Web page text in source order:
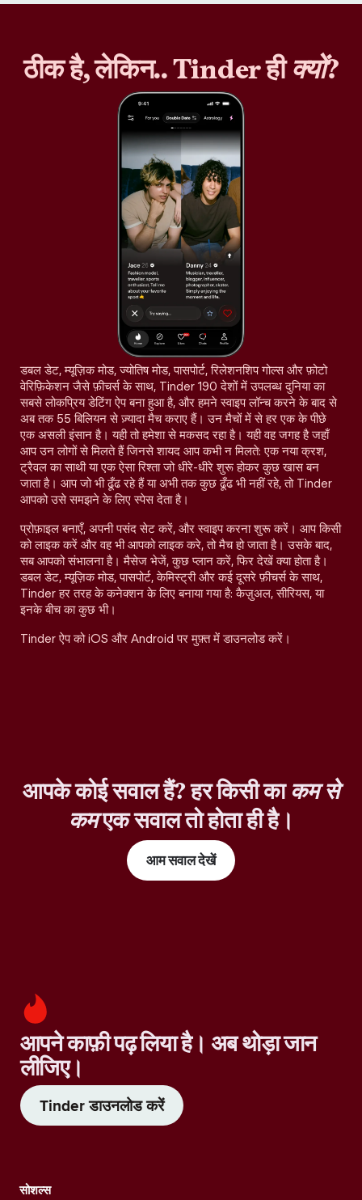
ठीक है, लेकिन.. Tinder हीक्यों?
डबल डेट, म्यूज़िक मोड, ज्योतिष मोड, पासपोर्ट, रिलेशनशिप गोल्स और फ़ोटो
वेरिफ़िकेशन जैसे फ़ीचर्स के साथ, Tinder 190 देशों में उपलब्ध दुनिया का
सबसे लोकप्रिय डेटिंग ऐप बना हुआ है, और हमने स्वाइप लॉन्च करने के बाद से
अब तक 55 बिलियन से ज़्यादा मैच कराए हैं। उन मैचों में से हर एक के पीछे
एक असली इंसान है। यही तो हमेशा से मकसद रहा है। यही वह जगह है जहाँ
आप उन लोगों से मिलते हैं जिनसे शायद आप कभी न मिलते: एक नया क्रश,
ट्रैवल का साथी या एक ऐसा रिश्ता जो धीरे-धीरे शुरू होकर कुछ खास बन
जाता है। आप जो भी ढूँढ रहे हैं या अभी तक कुछ ढूँढ भी नहीं रहे, तो Tinder
आपको उसे समझने के लिए स्पेस देता है।
प्रोफ़ाइल बनाएँ, अपनी पसंद सेट करें, और स्वाइप करना शुरू करें। आप किसी
को लाइक करें और वह भी आपको लाइक करे, तो मैच हो जाता है। उसके बाद,
सब आपको संभालना है। मैसेज भेजें, कुछ प्लान करें, फिर देखें क्या होता है।
डबल डेट, म्यूज़िक मोड, पासपोर्ट, केमिस्ट्री और कई दूसरे फ़ीचर्स के साथ,
Tinder हर तरह के कनेक्शन के लिए बनाया गया है: कैज़ुअल, सीरियस, या
इनके बीच का कुछ भी।
Tinder ऐप को iOS और Android पर मुफ़्त में डाउनलोड करें।
आपके कोई सवाल हैं? हर किसी काकम से
कमएक सवाल तो होता ही है।
आम सवाल देखें
आपने काफ़ी पढ़ लिया है। अब थोड़ा जान
लीजिए।
Tinder डाउनलोड करें
सोशल्स